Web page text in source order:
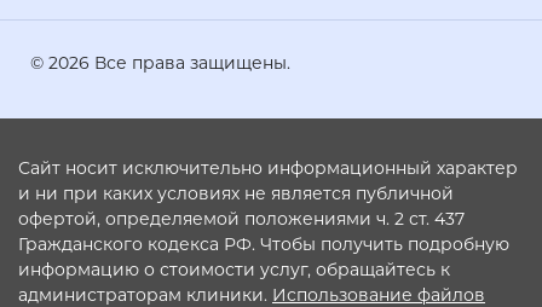
© 2026 Все права защищены.
Сайт носит исключительно информационный характер
и ни при каких условиях не является публичной
офертой, определяемой положениями ч. 2 ст. 437
Гражданского кодекса РФ. Чтобы получить подробную
информацию о стоимости услуг, обращайтесь к
администраторам клиники. Использование файлов